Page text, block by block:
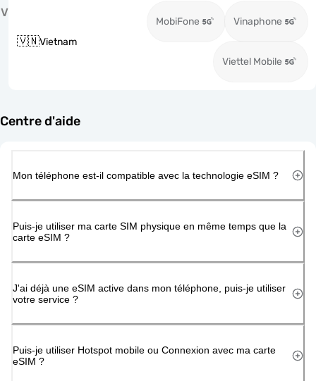
V
🇻🇳Vietnam
MobiFone Vinaphone
Viettel Mobile
Centre d'aide
Mon téléphone est-il compatible avec la technologie eSIM ?
Puis-je utiliser ma carte SIM physique en même temps que la
carte eSIM ?
J'ai déjà une eSIM active dans mon téléphone, puis-je utiliser
votre service ?
Puis-je utiliser Hotspot mobile ou Connexion avec ma carte
eSIM ?